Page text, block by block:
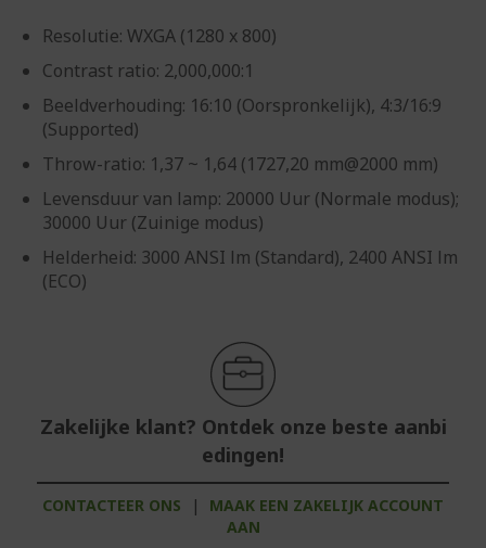
Resolutie: WXGA (1280 x 800)
Contrast ratio: 2,000,000:1
Beeldverhouding: 16:10 (Oorspronkelijk), 4:3/16:9
(Supported)
Throw-ratio: 1,37 ~ 1,64 (1727,20 mm@2000 mm)
Levensduur van lamp: 20000 Uur (Normale modus);
30000 Uur (Zuinige modus)
Helderheid: 3000 ANSI lm (Standard), 2400 ANSI lm
(ECO)
Zakelijke klant? Ontdek onze beste aanbi
edingen!
CONTACTEER ONS |
MAAK EEN ZAKELIJK ACCOUNT
AAN